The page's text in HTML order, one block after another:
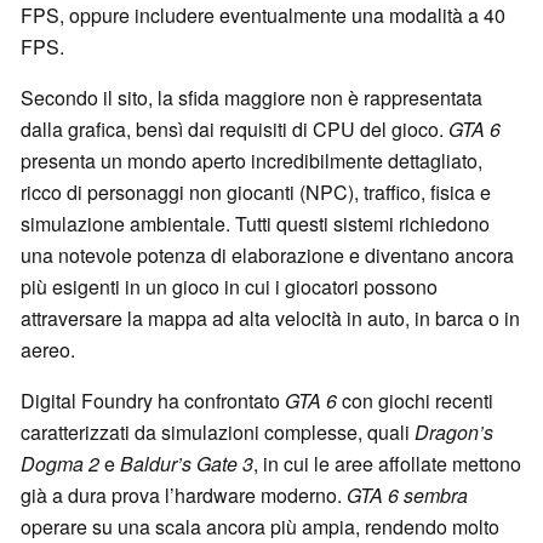
FPS, oppure includere eventualmente una modalità a 40
FPS.
Secondo il sito, la sfida maggiore non è rappresentata
dalla grafica, bensì dai requisiti di CPU del gioco. GTA 6
presenta un mondo aperto incredibilmente dettagliato,
ricco di personaggi non giocanti (NPC), traffico, fisica e
simulazione ambientale. Tutti questi sistemi richiedono
una notevole potenza di elaborazione e diventano ancora
più esigenti in un gioco in cui i giocatori possono
attraversare la mappa ad alta velocità in auto, in barca o in
aereo.
Digital Foundry ha confrontato GTA 6con giochi recenti
caratterizzati da simulazioni complesse, quali Dragon’s
Dogma 2eBaldur’s Gate 3, in cui le aree affollate mettono
già a dura prova l’hardware moderno. GTA 6 sembra
operare su una scala ancora più ampia, rendendo molto